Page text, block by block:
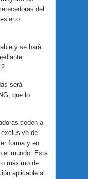
del
y se hará
será
que lo
ceden a
de
forma y en
el mundo. Esta
máximo de
aplicable al